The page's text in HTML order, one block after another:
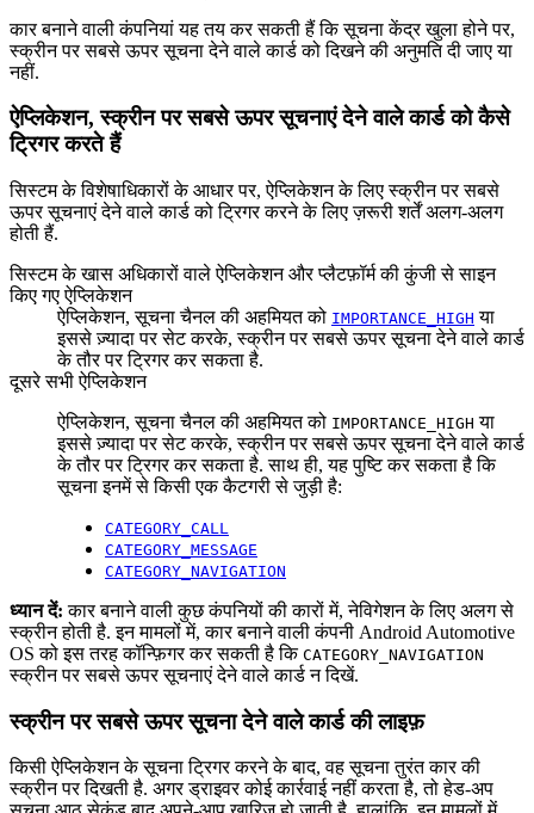
कार बनाने वाली कंपनियां यह तय कर सकती हैं कि सूचना केंद्र खुला होने पर,
स्क्रीन पर सबसे ऊपर सूचना देने वाले कार्ड को दिखने की अनुमति दी जाए या
नहीं.
ऐप्लिकेशन, स्क्रीन पर सबसे ऊपर सूचनाएं देने वाले कार्ड को कैसे
ट्रिगर करते हैं
सिस्टम के विशेषाधिकारों के आधार पर, ऐप्लिकेशन के लिए स्क्रीन पर सबसे
ऊपर सूचनाएं देने वाले कार्ड को ट्रिगर करने के लिए ज़रूरी शर्तें अलग-अलग
होती हैं.
सिस्टम के खास अधिकारों वाले ऐप्लिकेशन और प्लैटफ़ॉर्म की कुंजी से साइन
किए गए ऐप्लिकेशन
ऐप्लिकेशन, सूचना चैनल की अहमियत को IMPORTANCE_HIGH या
इससे ज़्यादा पर सेट करके, स्क्रीन पर सबसे ऊपर सूचना देने वाले कार्ड
के तौर पर ट्रिगर कर सकता है.
दूसरे सभी ऐप्लिकेशन
ऐप्लिकेशन, सूचना चैनल की अहमियत को IMPORTANCE_HIGH या
इससे ज़्यादा पर सेट करके, स्क्रीन पर सबसे ऊपर सूचना देने वाले कार्ड
के तौर पर ट्रिगर कर सकता है. साथ ही, यह पुष्टि कर सकता है कि
सूचना इनमें से किसी एक कैटगरी से जुड़ी है:
CATEGORY_CALL
CATEGORY_MESSAGE
CATEGORY_NAVIGATION
ध्यान दें: कार बनाने वाली कुछ कंपनियों की कारों में, नेविगेशन के लिए अलग से
स्क्रीन होती है. इन मामलों में, कार बनाने वाली कंपनी Android Automotive
OS को इस तरह कॉन्फ़िगर कर सकती है कि CATEGORY_NAVIGATION
स्क्रीन पर सबसे ऊपर सूचनाएं देने वाले कार्ड न दिखें.
स्क्रीन पर सबसे ऊपर सूचना देने वाले कार्ड की लाइफ़
किसी ऐप्लिकेशन के सूचना ट्रिगर करने के बाद, वह सूचना तुरंत कार की
स्क्रीन पर दिखती है. अगर ड्राइवर कोई कार्रवाई नहीं करता है, तो हेड-अप